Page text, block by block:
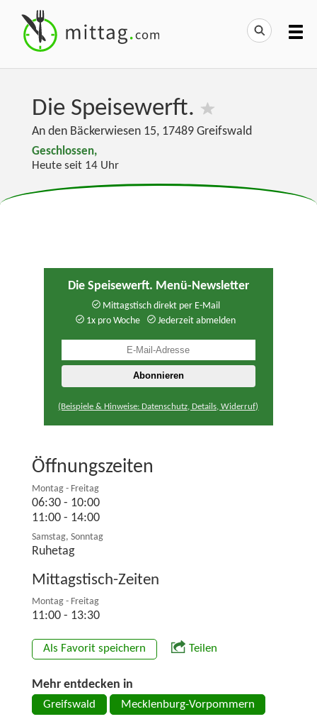
Die Speisewerft.
An den Bäckerwiesen 15, 17489 Greifswald
Geschlossen,
Heute seit 14 Uhr
Die Speisewerft. Menü-Newsletter
Mittagstisch direkt per E-Mail
1x pro Woche
Jederzeit abmelden
(Beispiele & Hinweise: Datenschutz, Details, Widerruf)
Öffnungszeiten
Montag - Freitag
06:30 - 10:00
11:00 - 14:00
Samstag, Sonntag
Ruhetag
Mittagstisch-Zeiten
Montag - Freitag
11:00 - 13:30
Als Favorit speichern Teilen
Mehr entdecken in
Greifswald Mecklenburg-Vorpommern